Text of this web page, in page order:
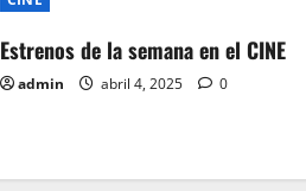
Estrenos de la semana en el CINE
admin abril 4, 2025 0